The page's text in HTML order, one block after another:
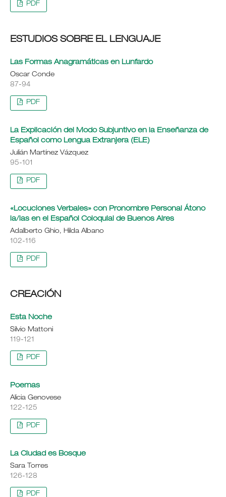
PDF
ESTUDIOS SOBRE EL LENGUAJE
Las Formas Anagramáticas en Lunfardo
Oscar Conde
87-94
PDF
La Explicación del Modo Subjuntivo en la Enseñanza de
Español como Lengua Extranjera (ELE)
Julián Martínez Vázquez
95-101
PDF
«Locuciones Verbales» con Pronombre Personal Átono
la/las en el Español Coloquial de Buenos Aires
Adalberto Ghio, Hilda Albano
102-116
PDF
CREACIÓN
Esta Noche
Silvio Mattoni
119-121
PDF
Poemas
Alicia Genovese
122-125
PDF
La Ciudad es Bosque
Sara Torres
126-128
PDF